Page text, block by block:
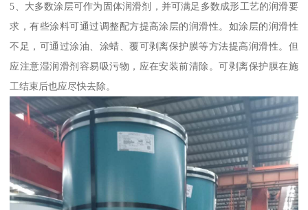
5、大多数涂层可作为固体润滑剂，并可满足多数成形工艺的润滑要
求，有些涂料可通过调整配方提高涂层的润滑性。如涂层的润滑性
不足，可通过涂油、涂蜡、覆可剥离保护膜等方法提高润滑性。但
应注意湿润滑剂容易吸污物，应在安装前清除。可剥离保护膜在施
工结束后也应尽快去除。